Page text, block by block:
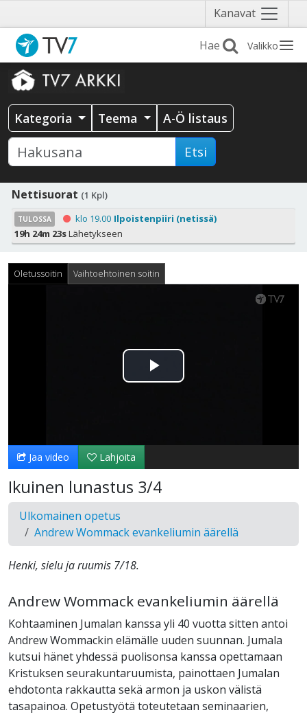
Kanavat Näytä
valikko
Valikko
Kategoria Teema A-Ö listaus
Etsi
Nettisuorat (1 Kpl)
TULOSSA klo 19.00 Ilpoistenpiiri (netissä)
19h 24m 23sLähetykseen
Oletussoitin Vaihtoehtoinen soitin
Toista
Jaa video Lahjoita
Ikuinen lunastus 3/4
Ulkomainen opetus
Andrew Wommack evankeliumin äärellä
Henki, sielu ja ruumis 7/18.
Andrew Wommack evankeliumin äärellä
Kohtaaminen Jumalan kanssa yli 40 vuotta sitten antoi
Andrew Wommackin elämälle uuden suunnan. Jumala
kutsui hänet yhdessä puolisonsa kanssa opettamaan
Kristuksen seurakuntaruumista, painottaen Jumalan
ehdotonta rakkautta sekä armon ja uskon välistä
tasapainoa. Opetustyötä toteutetaan seminaarien,